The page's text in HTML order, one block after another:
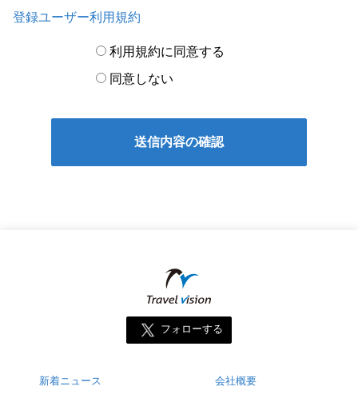
登録ユーザー利用規約
利用規約に同意する
同意しない
フォローする
新着ニュース
会社概要